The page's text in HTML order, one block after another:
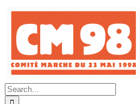
Skip
content
Search
for: